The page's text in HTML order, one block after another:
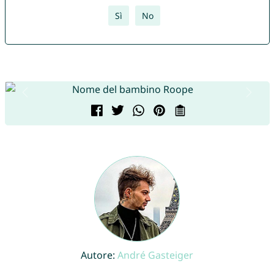
Sì No
Autore: André Gasteiger